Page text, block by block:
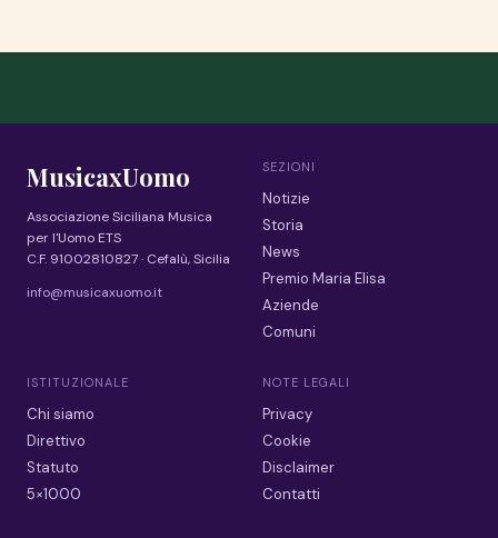
MusicaxUomo
Associazione Siciliana Musica
per l'Uomo ETS
C.F. 91002810827 · Cefalù, Sicilia
info@musicaxuomo.it
SEZIONI
Notizie
Storia
News
Premio Maria Elisa
Aziende
Comuni
ISTITUZIONALE
Chi siamo
Direttivo
Statuto
5×1000
NOTE LEGALI
Privacy
Cookie
Disclaimer
Contatti